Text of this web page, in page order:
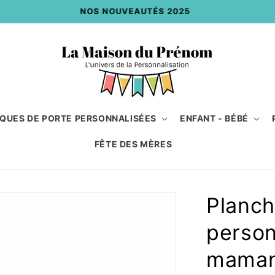
NOS NOUVEAUTÉS 2025
DE PORTE PERSONNALISÉES ENFANT - BÉBÉ
FÊTE DES MÈRES